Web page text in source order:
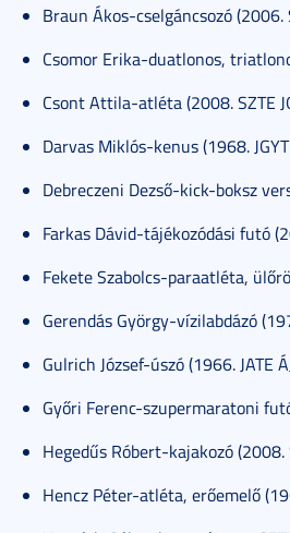
Braun Ákos-cselgáncsozó (2006.
Csomor Erika-duatlonos,
Csont Attila-atléta (2008. SZTE
Darvas Miklós-kenus (1968.
Debreczeni Dezső-kick-boksz
Farkas Dávid-tájékozódási futó
Fekete Szabolcs-paraatléta,
Gerendás György-vízilabdázó
Gulrich József-úszó (1966. JATE
Győri Ferenc-szupermaratoni
Hegedűs Róbert-kajakozó (2008.
Hencz Péter-atléta, erőemelő